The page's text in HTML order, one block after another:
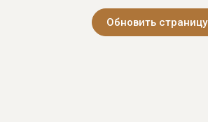
Обновить страницу